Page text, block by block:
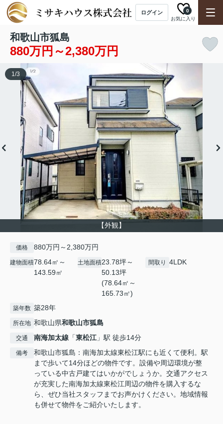
ログイン
お気に入り
0
和歌山市狐島
880万円～2,380万円
【外観】
1/3
価格 880万円～2,380万円
建物面積78.64㎡～
143.59㎡
土地面積23.78坪～
50.13坪
(78.64㎡～
165.73㎡)
間取り 4LDK
築年数 築28年
所在地 和歌山県和歌山市狐島
交通 南海加太線 「東松江」駅 徒歩14分
備考
和歌山市狐島：南海加太線東松江駅にも近くて便利。駅
まで歩いて14分ほどの物件です。設備や周辺環境が整
っている中古戸建てはいかがでしょうか。交通アクセス
が充実した南海加太線東松江周辺の物件を購入するな
ら、ぜひ当社スタッフまでお声かけください。地域情報
も併せて物件をご紹介いたします。